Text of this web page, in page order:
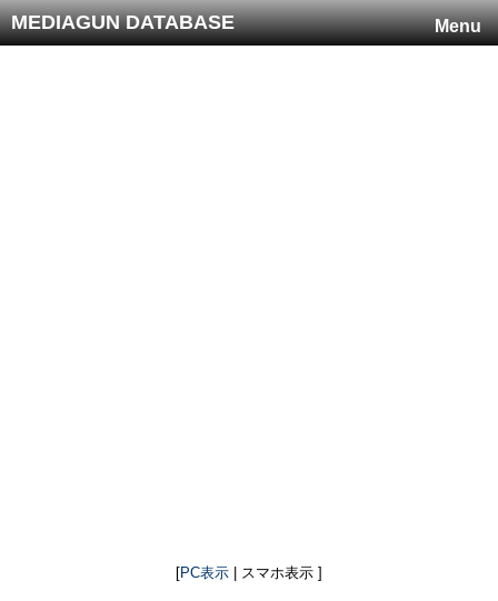
Menu
MEDIAGUN DATABASE
[PC表示 | スマホ表示 ]